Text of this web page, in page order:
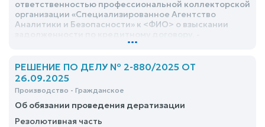
ответственностью профессиональной коллекторской
организации «Специализированное Агентство
Аналитики и Безопасности» к <ФИО> о взыскании
...
РЕШЕНИЕ ПО ДЕЛУ № 2-880/2025 ОТ
26.09.2025
Производство - Гражданское
Об обязании проведения дератизации
Резолютивная часть